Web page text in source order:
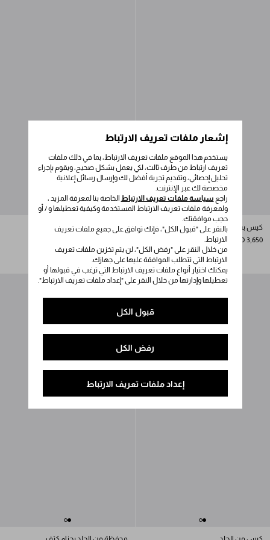
إشعار ملفات تعريف الارتباط
يستخدم هذا الموقع ملفات تعريف الارتباط، بما في ذلك ملفات
تعريف ارتباط من طرف ثالث، لكي يعمل بشكل صحيح، ويقوم بإجراء
تحليل إحصائي، وتقديم تجربة أفضل لك وإرسال رسائل إعلانية
مخصصة لك عبر الإنترنت.
راجع سياسة ملفات تعريف الارتباط الخاصة بنا لمعرفة المزيد ،
ولمعرفة ملفات تعريف الارتباط المستخدمة وكيفية تعطيلها و / أو
حجب موافقتك.
بالنقر على "قبول الكل"، فإنك توافق على جميع ملفات تعريف
الارتباط.
من خلال النقر على "رفض الكل"، لن يتم تخزين ملفات تعريف
الارتباط التي تتطلب الموافقة عليها على جهازك.
يمكنك اختيار أنواع ملفات تعريف الارتباط التي ترغب في قبولها أو
تعطيلها وإدارتها من خلال النقر على "إعداد ملفات تعريف الارتباط".
قبول الكل
رفض الكل
إعداد ملفات تعريف الارتباط
كيس بسحّاب من الجلد
AED 3,650
محفظة من الجلد بحزام كتف
PEONY PINK
BLACK
DARK BROWN
RED
+3